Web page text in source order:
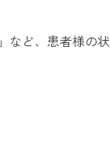
など、患者様の状